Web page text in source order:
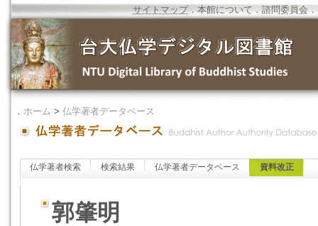
サイトマップ．本館について ．諮問委員会 ．
． ホーム > 仏学著者データベース
仏学著者検索 検索結果 仏学著者データベース 資料改正
郭肇明